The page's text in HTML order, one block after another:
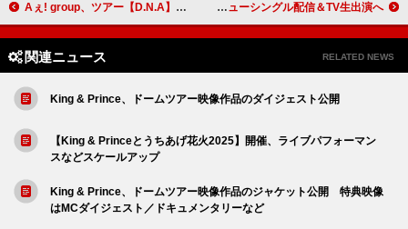
Aぇ! group、ツアー【D.N.A】を振り返るビジュアルコメンタリーのダイジェスト公開 BMSGの新ボーイズグループは「STARGLOW」、プレデビューシングル配信＆TV生出演へ
関連ニュース RELATED NEWS
King & Prince、ドームツアー映像作品のダイジェスト公開
【King & Princeとうちあげ花火2025】開催、ライブパフォーマン
スなどスケールアップ
King & Prince、ドームツアー映像作品のジャケット公開 特典映像
はMCダイジェスト／ドキュメンタリーなど